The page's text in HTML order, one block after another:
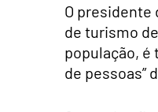
O presidente
de turismo
população, é
de pessoas”